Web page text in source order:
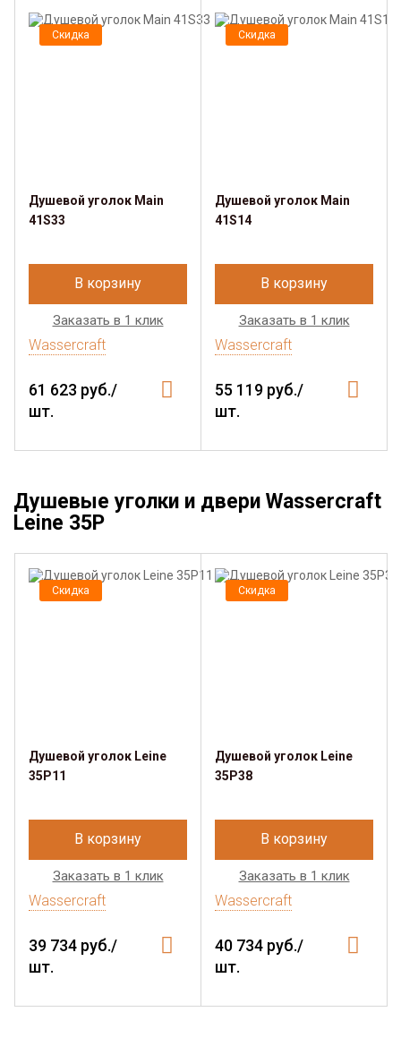
Скидка
Душевой уголок Main
41S33
В корзину
Заказать в 1 клик
Wassercraft
61 623 руб./
шт.
Скидка
Душевой уголок Main
41S14
В корзину
Заказать в 1 клик
Wassercraft
55 119 руб./
шт.
Душевые уголки и двери Wassercraft
Leine 35P
Скидка
Душевой уголок Leine
35P11
В корзину
Заказать в 1 клик
Wassercraft
39 734 руб./
шт.
Скидка
Душевой уголок Leine
35P38
В корзину
Заказать в 1 клик
Wassercraft
40 734 руб./
шт.